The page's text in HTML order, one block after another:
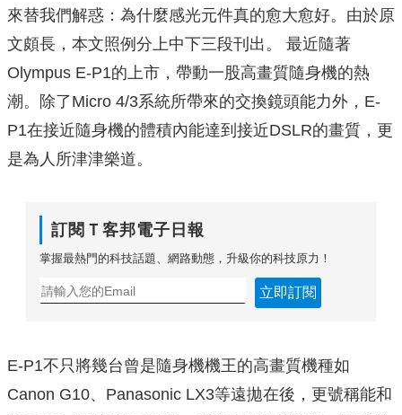
來替我們解惑：為什麼感光元件真的愈大愈好。由於原
文頗長，本文照例分上中下三段刊出。 最近隨著
Olympus E-P1的上市，帶動一股高畫質隨身機的熱
潮。除了Micro 4/3系統所帶來的交換鏡頭能力外，E-
P1在接近隨身機的體積內能達到接近DSLR的畫質，更
是為人所津津樂道。
訂閱Ｔ客邦電子日報
掌握最熱門的科技話題、網路動態，升級你的科技原力！
立即訂閱
E-P1不只將幾台曾是隨身機機王的高畫質機種如
Canon G10、Panasonic LX3等遠拋在後，更號稱能和